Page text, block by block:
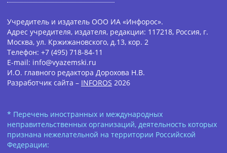
Учредитель и издатель ООО ИА «Инфорос».
Адрес учредителя, издателя, редакции: 117218, Россия, г.
Москва, ул. Кржижановского, д.13, кор. 2
Телефон: +7 (495) 718-84-11
E-mail: info@vyazemski.ru
И.О. главного редактора Дорохова Н.В.
Разработчик сайта – INFOROS 2026
* Перечень иностранных и международных
неправительственных организаций, деятельность которых
признана нежелательной на территории Российской
Федерации: